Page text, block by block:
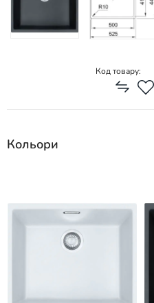
Код товару:
Кольори